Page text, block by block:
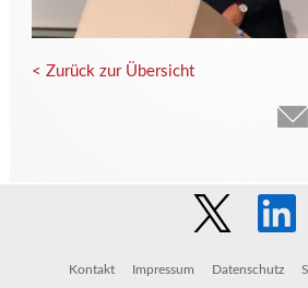
< Zurück zur Übersicht
Kontakt Impressum Datenschutz